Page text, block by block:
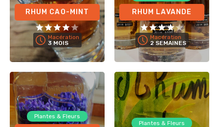
RHUM CAO-MINT
Macération
3 MOIS
RHUM LAVANDE
Macération
2 SEMAINES
Plantes & Fleurs
Plantes & Fleurs